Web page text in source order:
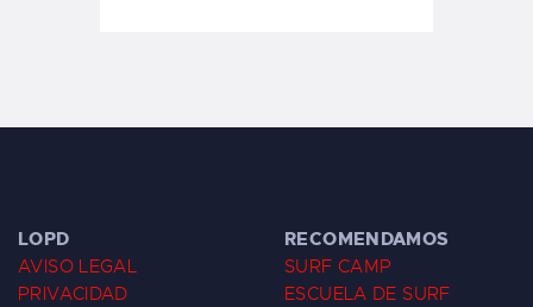
LOPD
AVISO LEGAL
PRIVACIDAD
RECOMENDAMOS
SURF CAMP
ESCUELA DE SURF